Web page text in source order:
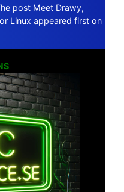
post Meet Drawy,
Linux appeared first on